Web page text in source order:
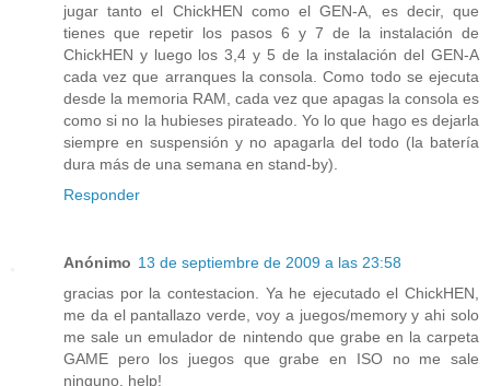
jugar tanto el ChickHEN como el GEN-A, es decir, que
tienes que repetir los pasos 6 y 7 de la instalación de
ChickHEN y luego los 3,4 y 5 de la instalación del GEN-A
cada vez que arranques la consola. Como todo se ejecuta
desde la memoria RAM, cada vez que apagas la consola es
como si no la hubieses pirateado. Yo lo que hago es dejarla
siempre en suspensión y no apagarla del todo (la batería
dura más de una semana en stand-by).
Responder
Anónimo 13 de septiembre de 2009 a las 23:58
gracias por la contestacion. Ya he ejecutado el ChickHEN,
me da el pantallazo verde, voy a juegos/memory y ahi solo
me sale un emulador de nintendo que grabe en la carpeta
GAME pero los juegos que grabe en ISO no me sale
ninguno, help!